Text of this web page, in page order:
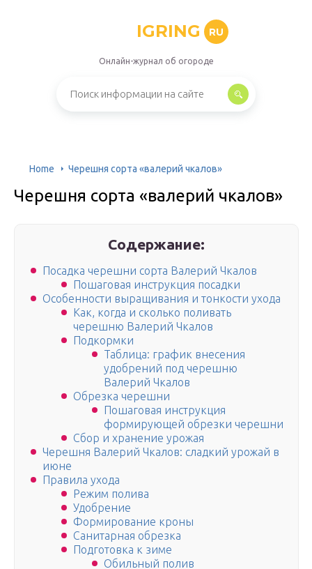
IGRING RU
Онлайн-журнал об огороде
Home Черешня сорта «валерий чкалов»
Черешня сорта «валерий чкалов»
Содержание:
Посадка черешни сорта Валерий Чкалов
Пошаговая инструкция посадки
Особенности выращивания и тонкости ухода
Как, когда и сколько поливать
черешню Валерий Чкалов
Подкормки
Таблица: график внесения
удобрений под черешню
Валерий Чкалов
Обрезка черешни
Пошаговая инструкция
формирующей обрезки черешни
Сбор и хранение урожая
Черешня Валерий Чкалов: сладкий урожай в
июне
Правила ухода
Режим полива
Удобрение
Формирование кроны
Санитарная обрезка
Подготовка к зиме
Обильный полив